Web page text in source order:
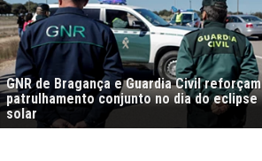
GNR de Bragança e Guardia Civil reforçam
patrulhamento conjunto no dia do eclipse
solar